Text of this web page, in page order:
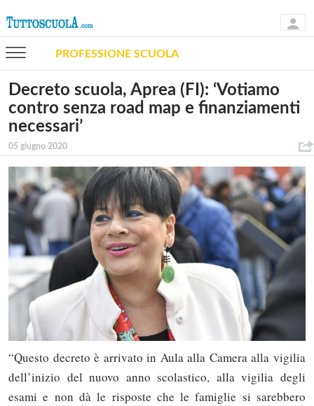
PROFESSIONE SCUOLA
Decreto scuola, Aprea (FI): ‘Votiamo
contro senza road map e finanziamenti
necessari’
05 giugno 2020
“Questo decreto è arrivato in Aula alla Camera alla vigilia
dell’inizio del nuovo anno scolastico, alla vigilia degli
esami e non dà le risposte che le famiglie si sarebbero